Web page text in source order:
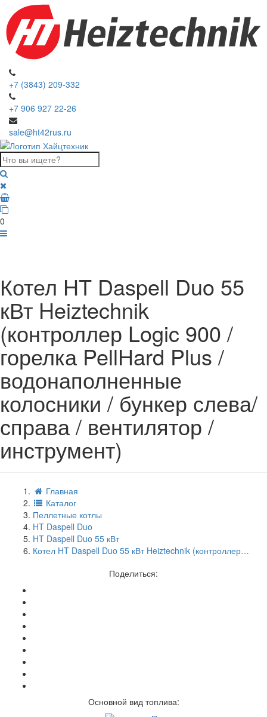
+7 (3843) 209-332
+7 906 927 22-26
sale@ht42rus.ru
0
Котел HT Daspell Duo 55
кВт Heiztechnik
(контроллер Logic 900 /
горелка PellHard Plus /
водонаполненные
колосники / бункер слева/
справа / вентилятор /
инструмент)
Главная
Каталог
Пеллетные котлы
HT Daspell Duo
HT Daspell Duo 55 кВт
Котел HT Daspell Duo 55 кВт Heiztechnik (контроллер…
Поделиться:
Основной вид топлива: